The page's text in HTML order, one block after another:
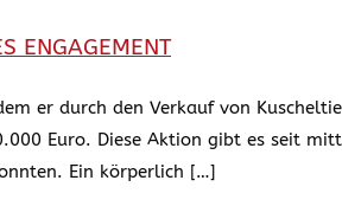
ENGAGEMENT
er durch den Verkauf von
Euro. Diese Aktion gibt es seit
Ein körperlich […]